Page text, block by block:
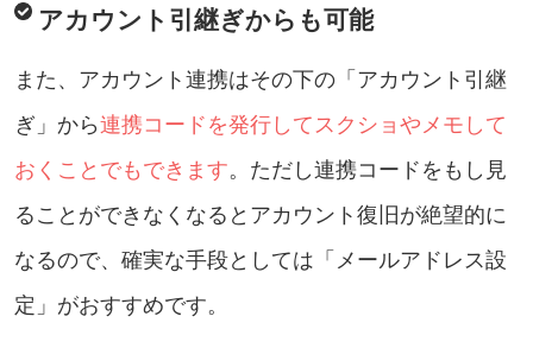
アカウント引継ぎからも可能
また、アカウント連携はその下の「アカウント引継
ぎ」から連携コードを発行してスクショやメモして
おくことでもできます。ただし連携コードをもし見
ることができなくなるとアカウント復旧が絶望的に
なるので、確実な手段としては「メールアドレス設
定」がおすすめです。